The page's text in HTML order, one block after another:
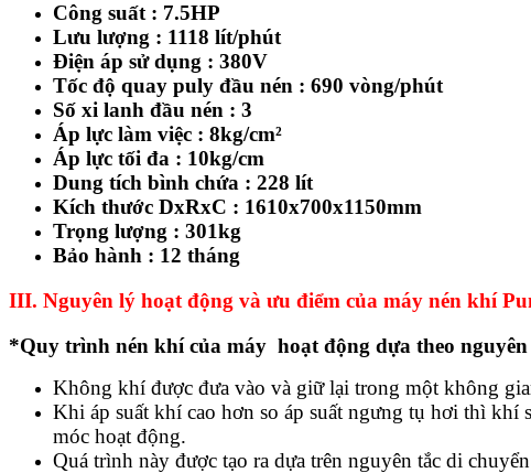
Công suất : 7.5HP
Lưu lượng : 1118 lít/phút
Điện áp sử dụng : 380V
Tốc độ quay puly đầu nén : 690 vòng/phút
Số xi lanh đầu nén : 3
Áp lực làm việc : 8kg/cm²
Áp lực tối đa : 10kg/cm
Dung tích bình chứa : 228 lít
Kích thước DxRxC : 1610x700x1150mm
Trọng lượng : 301kg
Bảo hành : 12 tháng
III. Nguyên lý hoạt động và ưu điểm của máy nén khí
*Quy trình nén khí của máy hoạt động dựa theo
Không khí được đưa vào và giữ lại trong một không
Khi áp suất khí cao hơn so áp suất ngưng tụ hơi thì
móc hoạt động.
Quá trình này được tạo ra dựa trên nguyên tắc di